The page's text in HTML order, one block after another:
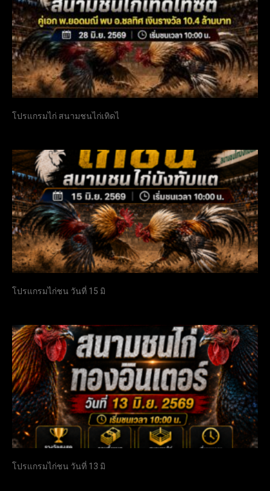
โปรแกรมไก่ สนามชนไก่เทิดไ
โปรแกรมไก่ชน วันที่ 15 มิ
โปรแกรมไก่ชน วันที่ 13 มิ